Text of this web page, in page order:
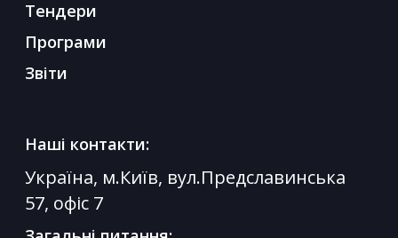
Тендери
Програми
Звіти
Наші контакти:
Україна, м.Київ, вул.Предславинська
57, офіс 7